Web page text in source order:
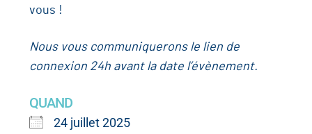
vous !
Nous vous communiquerons le lien de
connexion 24h avant la date l’évènement.
QUAND
24 juillet 2025